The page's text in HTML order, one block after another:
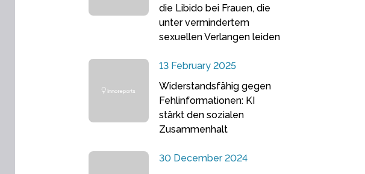
die Libido bei Frauen, die
unter vermindertem
sexuellen Verlangen leiden
13 February 2025
Widerstandsfähig gegen
Fehlinformationen: KI
stärkt den sozialen
Zusammenhalt
30 December 2024